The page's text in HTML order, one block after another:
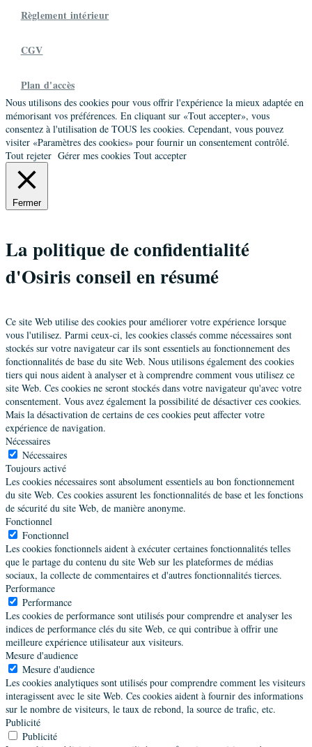
Règlement intérieur
CGV
Plan d'accès
Nous utilisons des cookies pour vous offrir l'expérience la mieux adaptée en
mémorisant vos préférences. En cliquant sur «Tout accepter», vous
consentez à l'utilisation de TOUS les cookies. Cependant, vous pouvez
visiter «Paramètres des cookies» pour fournir un consentement contrôlé.
Tout rejeter Gérer mes cookies Tout accepter
Fermer
La politique de confidentialité
d'Osiris conseil en résumé
Ce site Web utilise des cookies pour améliorer votre expérience lorsque
vous l'utilisez. Parmi ceux-ci, les cookies classés comme nécessaires sont
stockés sur votre navigateur car ils sont essentiels au fonctionnement des
fonctionnalités de base du site Web. Nous utilisons également des cookies
tiers qui nous aident à analyser et à comprendre comment vous utilisez ce
site Web. Ces cookies ne seront stockés dans votre navigateur qu'avec votre
consentement. Vous avez également la possibilité de désactiver ces cookies.
Mais la désactivation de certains de ces cookies peut affecter votre
expérience de navigation.
Nécessaires
Nécessaires
Toujours activé
Les cookies nécessaires sont absolument essentiels au bon fonctionnement
du site Web. Ces cookies assurent les fonctionnalités de base et les fonctions
de sécurité du site Web, de manière anonyme.
Fonctionnel
Fonctionnel
Les cookies fonctionnels aident à exécuter certaines fonctionnalités telles
que le partage du contenu du site Web sur les plateformes de médias
sociaux, la collecte de commentaires et d'autres fonctionnalités tierces.
Performance
Performance
Les cookies de performance sont utilisés pour comprendre et analyser les
indices de performance clés du site Web, ce qui contribue à offrir une
meilleure expérience utilisateur aux visiteurs.
Mesure d'audience
Mesure d'audience
Les cookies analytiques sont utilisés pour comprendre comment les visiteurs
interagissent avec le site Web. Ces cookies aident à fournir des informations
sur le nombre de visiteurs, le taux de rebond, la source de trafic, etc.
Publicité
Publicité